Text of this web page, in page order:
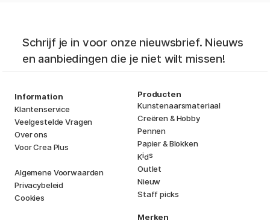
Schrijf je in voor onze nieuwsbrief. Nieuws
en aanbiedingen die je niet wilt missen!
Information
Klantenservice
Veelgestelde Vragen
Over ons
Voor Crea Plus
Algemene Voorwaarden
Privacybeleid
Cookies
Producten
Kunstenaarsmateriaal
Creëren & Hobby
Pennen
Papier & Blokken
Kids
Outlet
Nieuw
Staff picks
Merken